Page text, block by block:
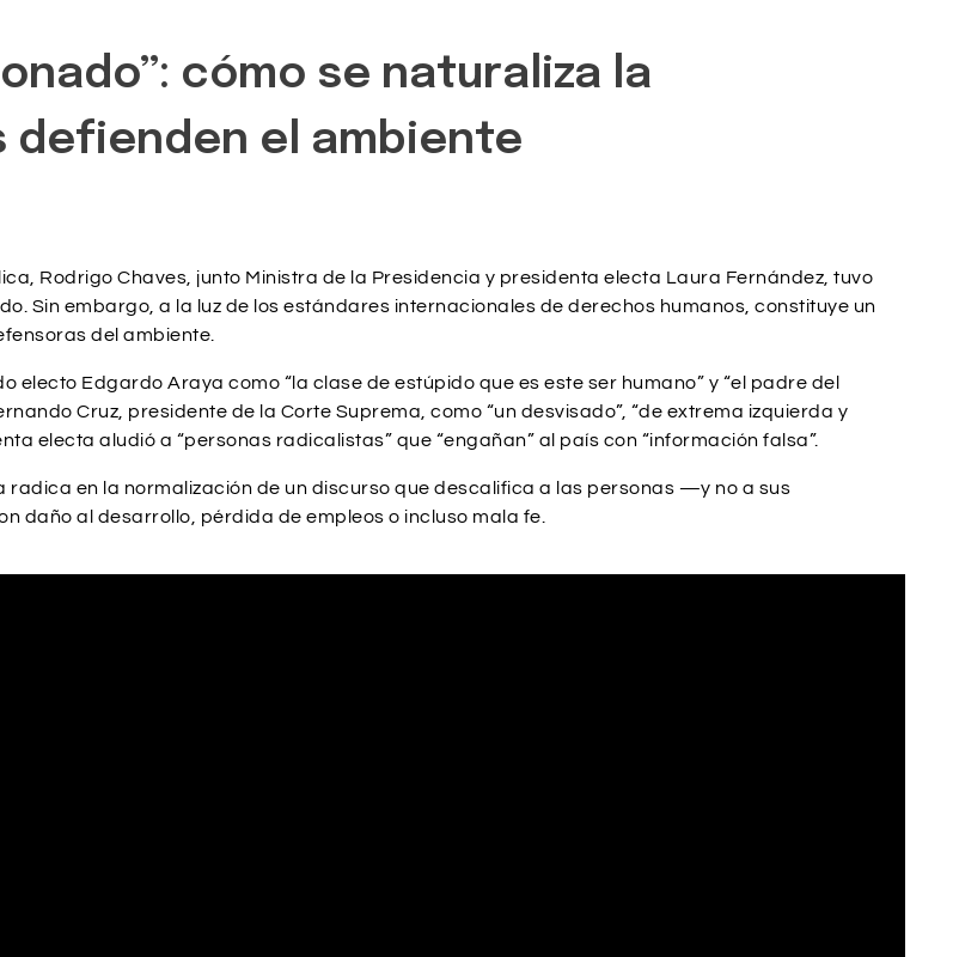
cómo se naturaliza la
defienden el ambiente
Rodrigo Chaves, junto Ministra de la Presidencia y presidenta electa Laura Fernández, tuvo
Sin embargo, a la luz de los estándares internacionales de derechos humanos, constituye un
del ambiente.
Edgardo Araya como “la clase de estúpido que es este ser humano” y “el padre del
Cruz, presidente de la Corte Suprema, como “un desvisado”, “de extrema izquierda y
electa aludió a “personas radicalistas” que “engañan” al país con “información falsa”.
radica en la normalización de un discurso que descalifica a las personas —y no a sus
al desarrollo, pérdida de empleos o incluso mala fe.